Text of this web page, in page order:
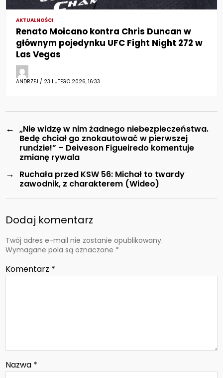
AKTUALNOŚCI
Renato Moicano kontra Chris Duncan w
głównym pojedynku UFC Fight Night 272 w
Las Vegas
ANDRZEJ / 23 LUTEGO 2026, 16:33
← „Nie widzę w nim żadnego niebezpieczeństwa.
Bedę chciał go znokautować w pierwszej
rundzie!” – Deiveson Figueiredo komentuje
zmianę rywala
→
Ruchała przed KSW 56: Michał to twardy
zawodnik, z charakterem (Wideo)
Dodaj komentarz
Twój adres e-mail nie zostanie opublikowany.
Wymagane pola są oznaczone *
Komentarz *
Nazwa *